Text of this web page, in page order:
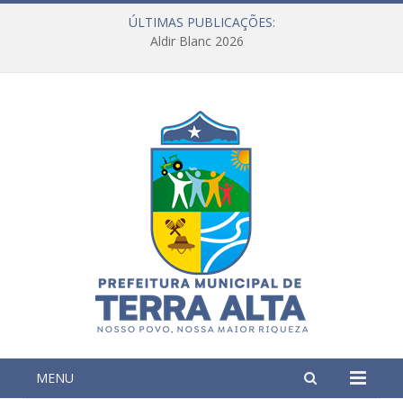
ÚLTIMAS PUBLICAÇÕES:
Aldir Blanc 2026
MENU